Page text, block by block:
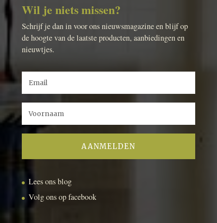
Wil je niets missen?
Schrijf je dan in voor ons nieuwsmagazine en blijf op
de hoogte van de laatste producten, aanbiedingen en
nieuwtjes.
Lees ons blog
Volg ons op facebook